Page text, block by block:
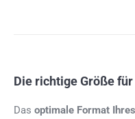
Die richtige Größe
Das optimale Format